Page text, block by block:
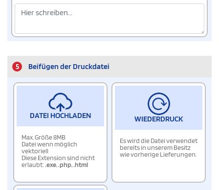
5 Beifügen der Druckdatei
DATEI HOCHLADEN
Max. Größe 8MB
Datei wenn möglich
vektoriell
Diese Extension sind nicht
erlaubt:.exe,.php,.html
WIEDERDRUCK
Es wird die Datei verwendet
bereits in unserem Besitz
wie vorherige Lieferungen.